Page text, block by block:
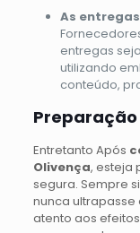
As
entregas
utilizando
conteúdo,
Preparação
Entretanto Após
Olivença, esteja
segura. Sempre
nunca
atento aos